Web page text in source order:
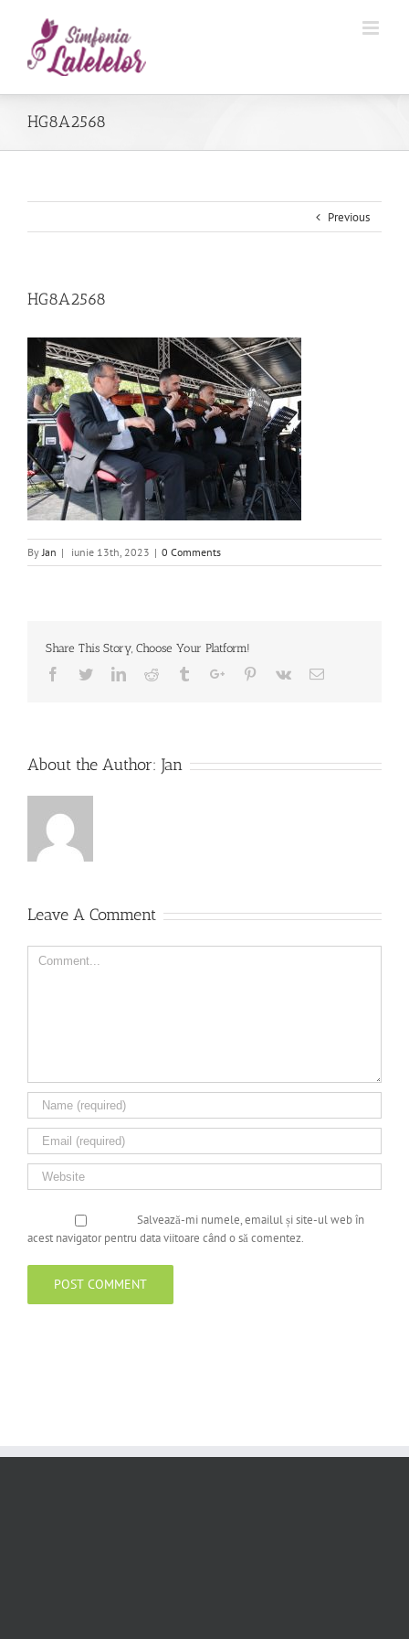
HG8A2568
Previous
HG8A2568
ByJan | iunie 13th, 2023 | 0 Comments
Share This Story, Choose Your Platform!
Facebook
TwitterLinkedinReddit TumblrGoogle+Pinterest
Vk Email
About the Author: Jan
Leave A Comment
Comment
Salvează-mi numele, emailul și site-ul web în
acest navigator pentru data viitoare când o să comentez.